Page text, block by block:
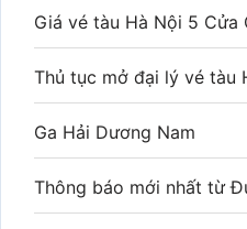
Giá vé tàu Hà Nội 5 Cửa
Thủ tục mở đại lý vé tàu
Ga Hải Dương Nam
Thông báo mới nhất từ